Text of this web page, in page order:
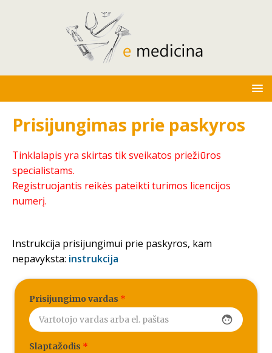
Prisijungimas prie paskyros
Tinklalapis yra skirtas tik sveikatos priežiūros
specialistams.
Registruojantis reikės pateikti turimos licencijos
numerį.
Instrukcija prisijungimui prie paskyros, kam
nepavyksta: instrukcija
Prisijungimo vardas *
face
Slaptažodis *